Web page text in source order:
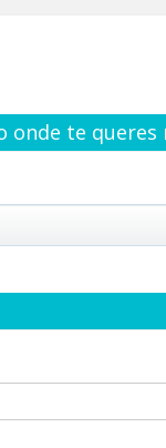
onde te